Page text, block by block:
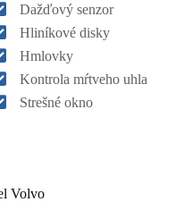
Dažďový senzor
Hliníkové disky
Hmlovky
Kontrola mŕtveho uhla
Strešné okno
Volvo